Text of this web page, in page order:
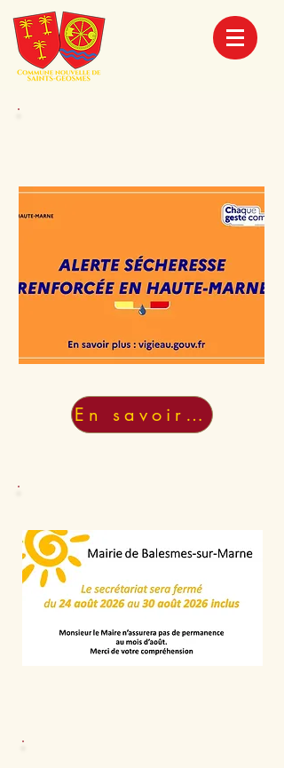
En savoir +